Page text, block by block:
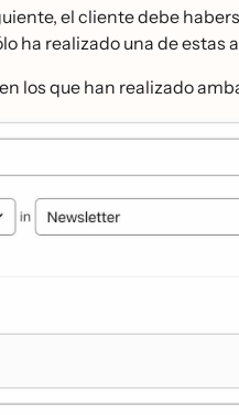
el cliente debe
ha realizado una de estas
los que han realizado